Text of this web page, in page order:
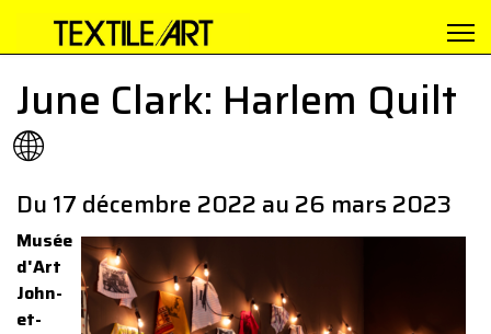
June Clark: Harlem Quilt
🌐
Du 17 décembre 2022 au 26 mars 2023
Musée
d'Art
John-
et-